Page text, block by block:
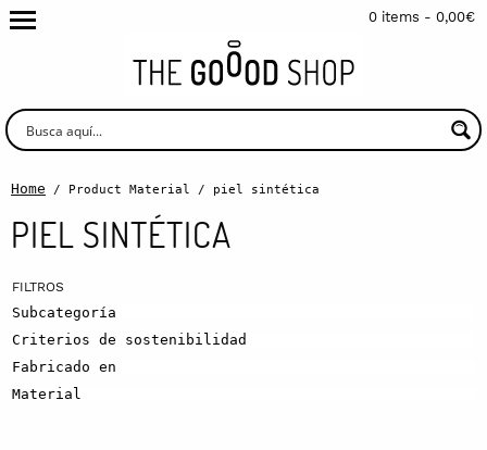
0 items - 0,00€
Home / Product Material / piel sintética
PIEL SINTÉTICA
Subcategoría
Criterios de sostenibilidad
Fabricado en
Material